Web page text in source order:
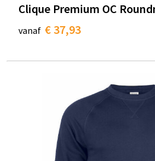
Clique Premium OC
vanaf € 37,93